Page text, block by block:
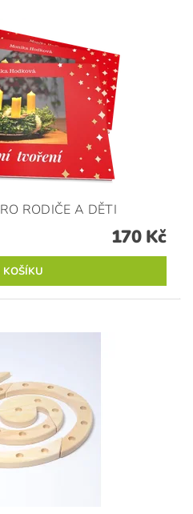
RODIČE A DĚTI
170 Kč